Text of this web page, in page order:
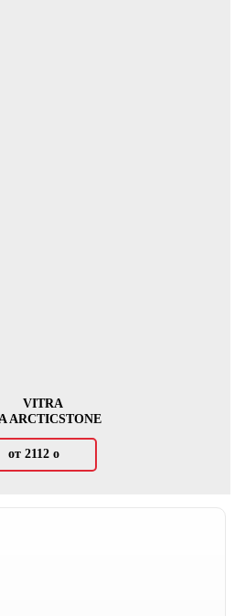
VITRA
ARCTICSTONE
от 2112 о